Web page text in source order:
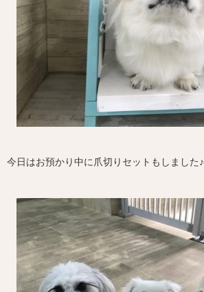
今日はお預かり中に爪切りセットもしました♪